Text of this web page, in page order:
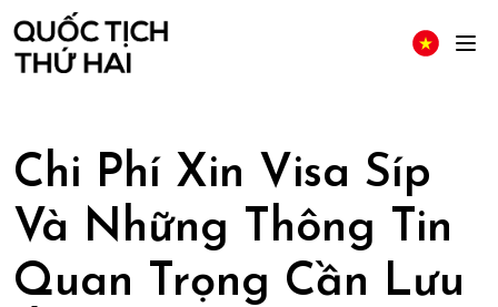
Chi Phí Xin Visa Síp
Và Những Thông Tin
Quan Trọng Cần Lưu